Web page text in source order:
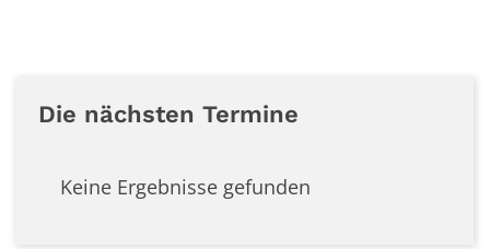
Die nächsten Termine
Keine Ergebnisse gefunden